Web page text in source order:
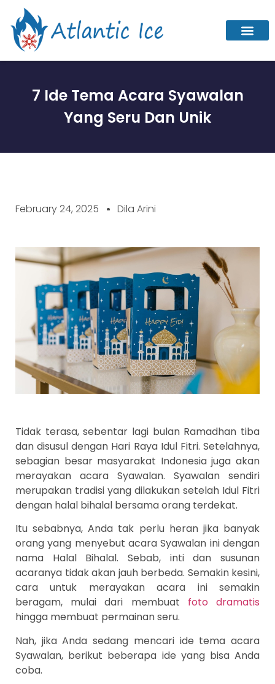
7 Ide Tema Acara Syawalan
Yang Seru Dan Unik
February 24, 2025 Dila Arini
Tidak terasa, sebentar lagi bulan Ramadhan tiba
dan disusul dengan Hari Raya Idul Fitri. Setelahnya,
sebagian besar masyarakat Indonesia juga akan
merayakan acara Syawalan. Syawalan sendiri
merupakan tradisi yang dilakukan setelah Idul Fitri
dengan halal bihalal bersama orang terdekat.
Itu sebabnya, Anda tak perlu heran jika banyak
orang yang menyebut acara Syawalan ini dengan
nama Halal Bihalal. Sebab, inti dan susunan
acaranya tidak akan jauh berbeda. Semakin kesini,
cara untuk merayakan acara ini semakin
beragam, mulai dari membuat foto dramatis
hingga membuat permainan seru.
Nah, jika Anda sedang mencari ide tema acara
Syawalan, berikut beberapa ide yang bisa Anda
coba.